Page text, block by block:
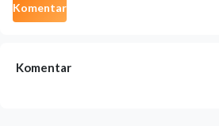
Komentar
Komentar